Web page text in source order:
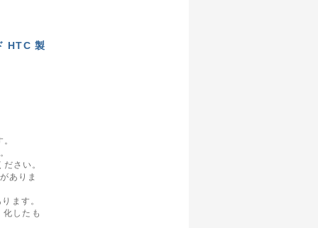
HTC 製
ださい。
ありま
ます。
したも